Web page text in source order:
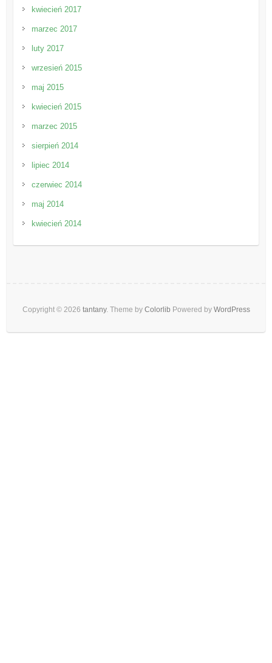
kwiecień 2017
marzec 2017
luty 2017
wrzesień 2015
maj 2015
kwiecień 2015
marzec 2015
sierpień 2014
lipiec 2014
czerwiec 2014
maj 2014
kwiecień 2014
Copyright © 2026 tantany. Theme by Colorlib Powered by WordPress